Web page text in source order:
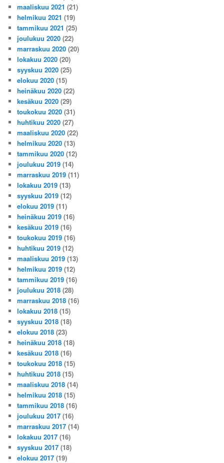
maaliskuu 2021 (21)
helmikuu 2021 (19)
tammikuu 2021 (25)
joulukuu 2020 (22)
marraskuu 2020 (20)
lokakuu 2020 (20)
syyskuu 2020 (25)
elokuu 2020 (15)
heinäkuu 2020 (22)
kesäkuu 2020 (29)
toukokuu 2020 (31)
huhtikuu 2020 (27)
maaliskuu 2020 (22)
helmikuu 2020 (13)
tammikuu 2020 (12)
joulukuu 2019 (14)
marraskuu 2019 (11)
lokakuu 2019 (13)
syyskuu 2019 (12)
elokuu 2019 (11)
heinäkuu 2019 (16)
kesäkuu 2019 (16)
toukokuu 2019 (16)
huhtikuu 2019 (12)
maaliskuu 2019 (13)
helmikuu 2019 (12)
tammikuu 2019 (16)
joulukuu 2018 (28)
marraskuu 2018 (16)
lokakuu 2018 (15)
syyskuu 2018 (18)
elokuu 2018 (23)
heinäkuu 2018 (18)
kesäkuu 2018 (16)
toukokuu 2018 (15)
huhtikuu 2018 (15)
maaliskuu 2018 (14)
helmikuu 2018 (15)
tammikuu 2018 (16)
joulukuu 2017 (16)
marraskuu 2017 (14)
lokakuu 2017 (16)
syyskuu 2017 (18)
elokuu 2017 (19)